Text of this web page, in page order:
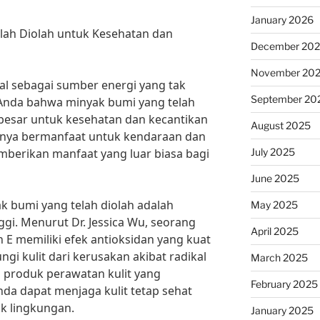
Diolah untuk Kesehatan dan
sebagai sumber energi yang tak
bahwa minyak bumi yang telah
untuk kesehatan dan kecantikan
bermanfaat untuk kendaraan dan
manfaat yang luar biasa bagi
bumi yang telah diolah adalah
Menurut Dr. Jessica Wu, seorang
memiliki efek antioksidan yang kuat
kulit dari kerusakan akibat radikal
perawatan kulit yang
dapat menjaga kulit tetap sehat
lingkungan.
January 2026
December
November
September
August 2025
July 2025
June 2025
May 2025
April 2025
March 2025
February 2025
January 2025